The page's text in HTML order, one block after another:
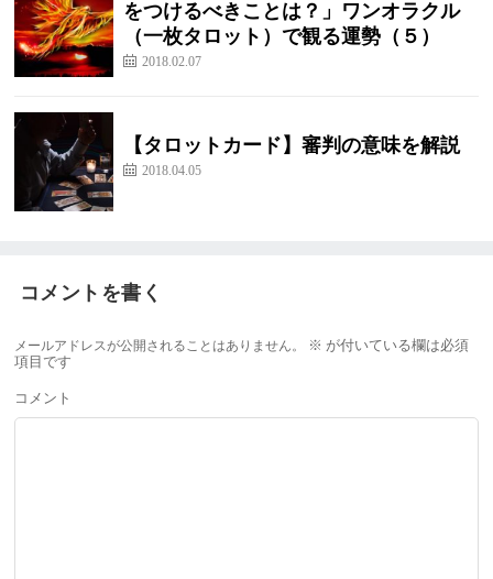
をつけるべきことは？」ワンオラクル
（一枚タロット）で観る運勢（５）
2018.02.07
【タロットカード】審判の意味を解説
2018.04.05
コメントを書く
メールアドレスが公開されることはありません。 ※ が付いている欄は必須
項目です
コメント